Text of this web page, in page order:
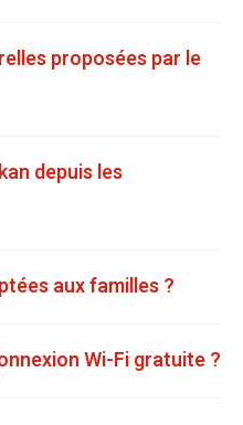
proposées par le
depuis les
aux familles ?
Wi-Fi gratuite ?